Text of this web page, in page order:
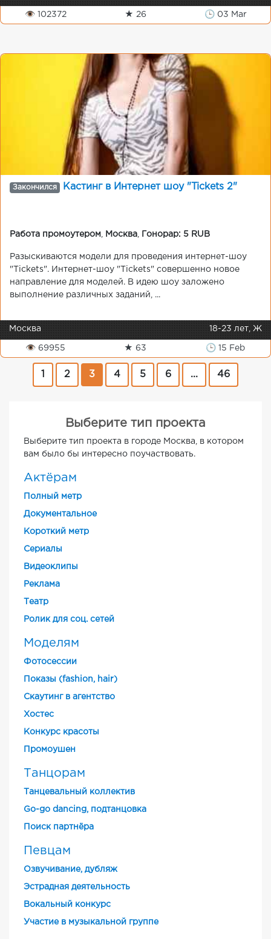
👁 102372 ★ 26 🕒 03 Mar
Закончился Кастинг в Интернет шоу "Tickets 2"
Работа промоутером Москва Гонорар: 5 RUB
Разыскиваются модели для проведения интернет-шоу
"Tickets". Интернет-шоу "Tickets" совершенно новое
направление для моделей. В идею шоу заложено
выполнение различных заданий, ...
Москва 18-23 лет, Ж
👁 69955 ★ 63 🕒 15 Feb
2 3 4 5 6 ... 46
Выберите тип проекта
Выберите тип проекта в городе Москва, в котором
вам было бы интересно поучаствовать.
Актёрам
Полный метр
Документальное
Короткий метр
Cериалы
Видеоклипы
Реклама
Театр
Ролик для соц. сетей
Моделям
Фотосессии
Показы (fashion, hair)
Скаутинг в агентство
Хостес
Конкурс красоты
Промоушен
Танцорам
Танцевальный коллектив
Go-go dancing, подтанцовка
Поиск партнёра
Певцам
Озвучивание, дубляж
Эстрадная деятельность
Вокальный конкурс
Участие в музыкальной группе